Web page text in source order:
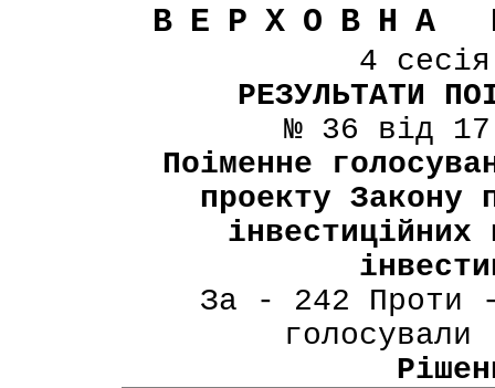
ВЕРХОВНА
4
РЕЗУЛЬТАТИ
№ 36 від
Поіменне
проекту Закону
За - 242 Проти